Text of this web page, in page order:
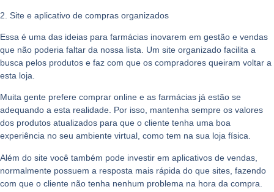
2. Site e aplicativo de compras organizados
Essa é uma das ideias para farmácias inovarem em gestão e vendas
que não poderia faltar da nossa lista. Um site organizado facilita a
busca pelos produtos e faz com que os compradores queiram voltar a
esta loja.
Muita gente prefere comprar online e as farmácias já estão se
adequando a esta realidade. Por isso, mantenha sempre os valores
dos produtos atualizados para que o cliente tenha uma boa
experiência no seu ambiente virtual, como tem na sua loja física.
Além do site você também pode investir em aplicativos de vendas,
normalmente possuem a resposta mais rápida do que sites, fazendo
com que o cliente não tenha nenhum problema na hora da compra.